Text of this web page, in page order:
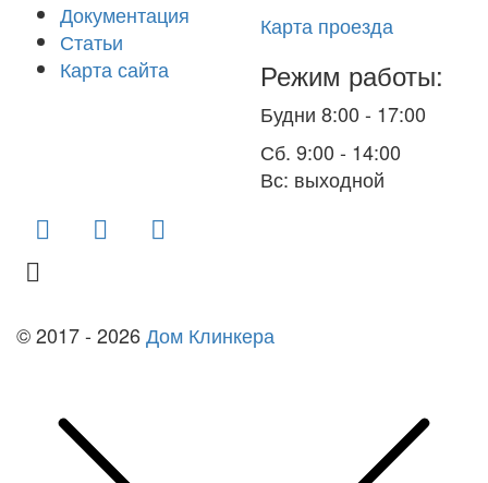
Документация
Статьи
Карта сайта
Карта проезда
Режим работы:
Будни 8:00 - 17:00
Сб. 9:00 - 14:00
Вс: выходной
© 2017 - 2026Дом Клинкера